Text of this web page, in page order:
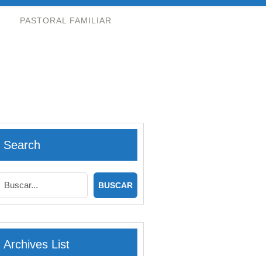
PASTORAL FAMILIAR
Search
Archives List